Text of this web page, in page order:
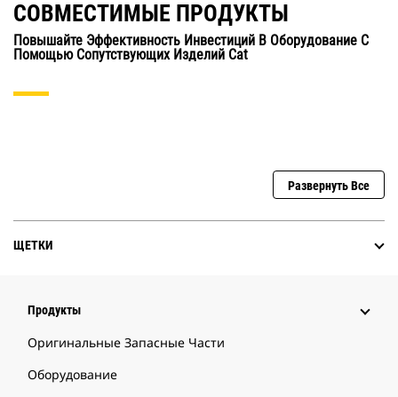
СОВМЕСТИМЫЕ ПРОДУКТЫ
Повышайте Эффективность Инвестиций В Оборудование С
Помощью Сопутствующих Изделий Cat
Развернуть Все
ЩЕТКИ
Продукты
Оригинальные Запасные Части
Оборудование